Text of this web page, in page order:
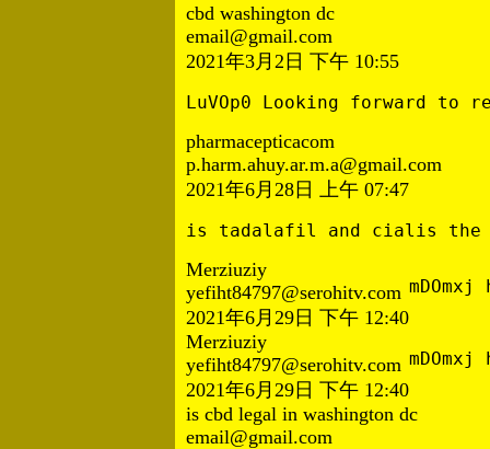
cbd washington dc
email@gmail.com
2021年3月2日 下午 10:55
LuVOp0 Looking forward to
pharmacepticacom
p.harm.ahuy.ar.m.a@gmail.com
2021年6月28日 上午 07:47
is tadalafil and cialis the
Merziuziy
yefiht84797@serohitv.com
2021年6月29日 下午 12:40
Merziuziy
yefiht84797@serohitv.com
2021年6月29日 下午 12:40
is cbd legal in washington dc
email@gmail.com